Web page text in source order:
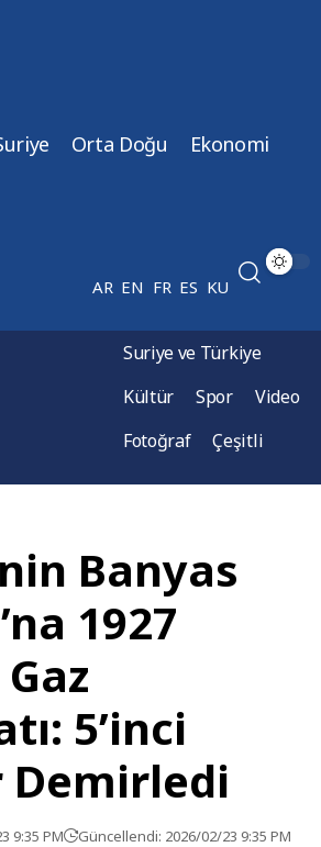
Orta Doğu Ekonomi
AR EN FR ES KU
Suriye ve Türkiye
Kültür
Spor
Video
Fotoğraf
Çeşitli
Banyas
1927
5’inci
Demirledi
9:35 PM Güncellendi: 2026/02/23 9:35 PM